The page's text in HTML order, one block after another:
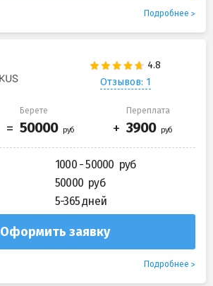
Подробнее
Отзывов: 1
Берете Переплата
1000 - 50000
50000
5-365 дней
Оформить заявку
Подробнее